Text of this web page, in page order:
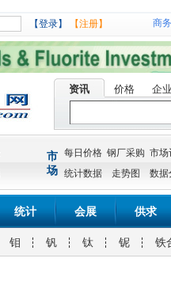
【登录】 【注册】 商
资讯 价格 企
市
场
每日价格 钢厂采购 市场
统计数据
走势图 数据
统计 会展 供求
钼 钒 钛 铌 铁